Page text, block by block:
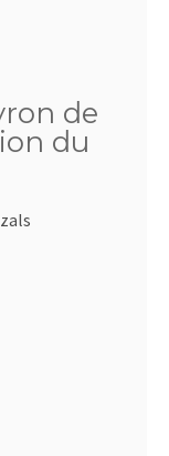
de
du